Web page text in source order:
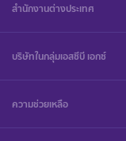
สำนักงานต่างประเทศ
บริษัทในกลุ่มเอสซีบี เอกซ์
ความช่วยเหลือ